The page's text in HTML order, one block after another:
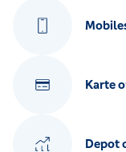
Karte
Depot